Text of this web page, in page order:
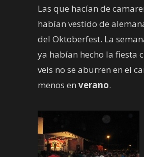
Las que hacían de
habían vestido de
del Oktoberfest. La
ya habían hecho la fiesta
veis no se aburren en el
menos en verano.